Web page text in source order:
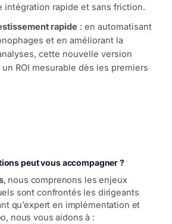
intégration rapide et sans friction.
rapide : en automatisant
et en améliorant la
cette nouvelle version
un ROI mesurable dès les premiers
peut vous accompagner ?
, nous comprenons les enjeux
sont confrontés les dirigeants
qu’expert en implémentation et
nous vous aidons à :